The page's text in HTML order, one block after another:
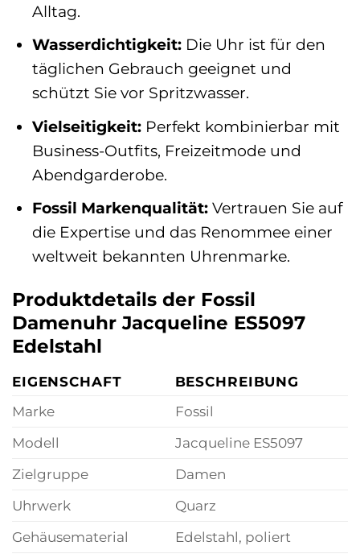
Alltag.
Wasserdichtigkeit:Die Uhr ist für den
täglichen Gebrauch geeignet und
schützt Sie vor Spritzwasser.
Vielseitigkeit:Perfekt kombinierbar mit
Business-Outfits, Freizeitmode und
Abendgarderobe.
Fossil Markenqualität:Vertrauen Sie auf
die Expertise und das Renommee einer
weltweit bekannten Uhrenmarke.
Produktdetails der Fossil
Damenuhr Jacqueline ES5097
Edelstahl
EIGENSCHAFT
BESCHREIBUNG
Marke
Fossil
Modell
Jacqueline ES5097
Zielgruppe
Damen
Uhrwerk
Quarz
Gehäusematerial
Edelstahl, poliert